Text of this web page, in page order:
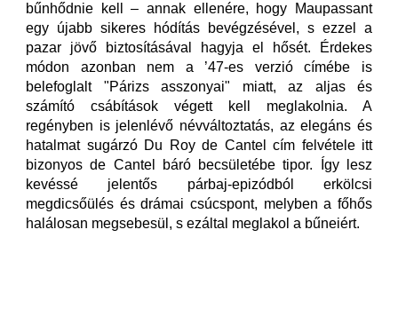
bűnhődnie kell – annak ellenére, hogy Maupassant
egy újabb sikeres hódítás bevégzésével, s ezzel a
pazar jövő biztosításával hagyja el hősét. Érdekes
módon azonban nem a ’47-es verzió címébe is
belefoglalt "Párizs asszonyai" miatt, az aljas és
számító csábítások végett kell meglakolnia. A
regényben is jelenlévő névváltoztatás, az elegáns és
hatalmat sugárzó Du Roy de Cantel cím felvétele itt
bizonyos de Cantel báró becsületébe tipor. Így lesz
kevéssé jelentős párbaj-epizódból erkölcsi
megdicsőülés és drámai csúcspont, melyben a főhős
halálosan megsebesül, s ezáltal meglakol a bűneiért.